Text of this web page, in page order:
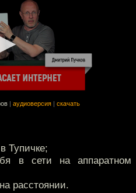
аудиоверсия скачать
Тупичке;
в сети на аппаратном
расстоянии.